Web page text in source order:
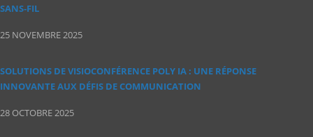
SANS‑FIL
25 NOVEMBRE 2025
SOLUTIONS DE VISIOCONFÉRENCE POLY IA : UNE RÉPONSE
INNOVANTE AUX DÉFIS DE COMMUNICATION
28 OCTOBRE 2025